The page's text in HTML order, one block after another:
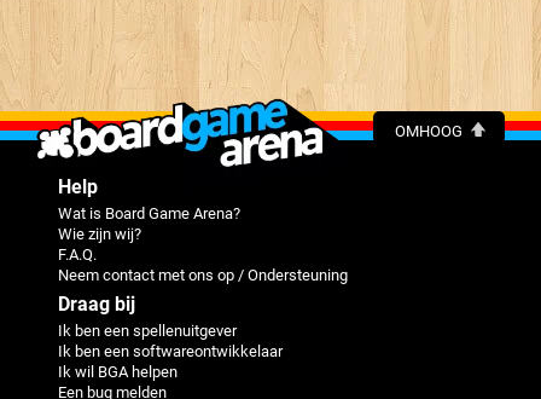
OMHOOG
Help
Wat is Board Game Arena?
Wie zijn wij?
F.A.Q.
Neem contact met ons op / Ondersteuning
Draag bij
Ik ben een spellenuitgever
Ik ben een softwareontwikkelaar
Ik wil BGA helpen
Een bug melden